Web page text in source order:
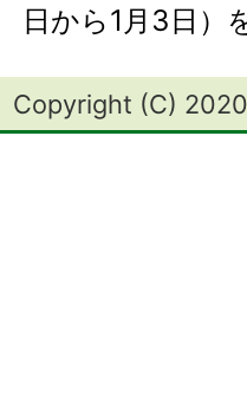
日から1月3日）
Copyright (C)